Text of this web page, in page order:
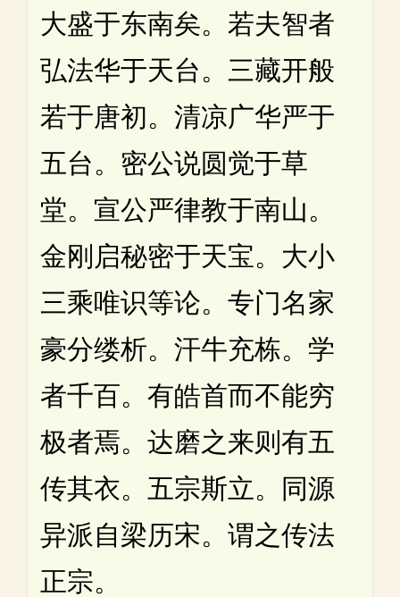
大盛于东南矣。若夫智者
弘法华于天台。三藏开般
若于唐初。清凉广华严于
五台。密公说圆觉于草
堂。宣公严律教于南山。
金刚启秘密于天宝。大小
三乘唯识等论。专门名家
豪分缕析。汗牛充栋。学
者千百。有皓首而不能穷
极者焉。达磨之来则有五
传其衣。五宗斯立。同源
异派自梁历宋。谓之传法
正宗。